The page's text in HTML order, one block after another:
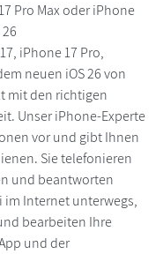
Pro Max oder iPhone
iPhone 17 Pro,
neuen iOS 26 von
mit den richtigen
Unser iPhone-Experte
vor und gibt Ihnen
Sie telefonieren
und beantworten
im Internet unterwegs,
bearbeiten Ihre
und der